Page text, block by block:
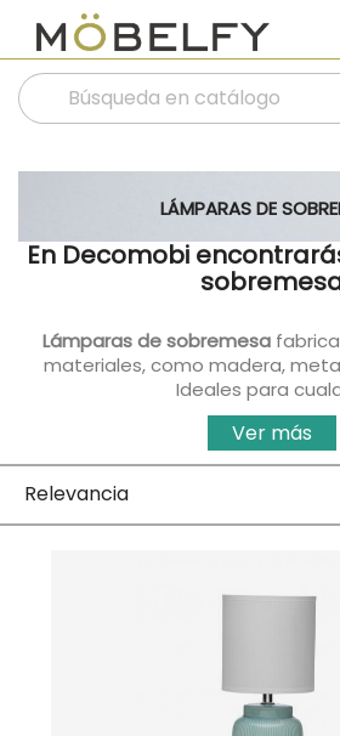
LÁMPARAS DE
En Decomobi
Lámparas de sobremesa
materiales, como madera,
Ideales para
Ver más
Relevancia